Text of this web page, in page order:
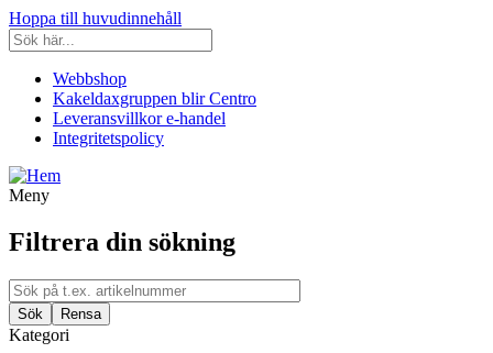
Hoppa till huvudinnehåll
Webbshop
Kakeldaxgruppen blir Centro
Leveransvillkor e-handel
Integritetspolicy
Meny
Filtrera din sökning
Kategori